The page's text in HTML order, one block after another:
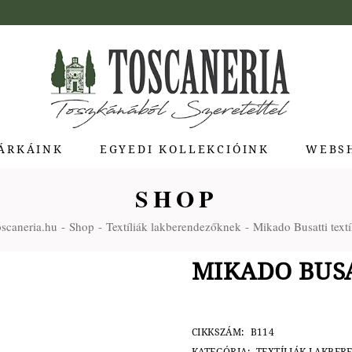
Pienza
EGYEDI KOLLEKCIÓINK
SHOP
Shop Textíliák lakberendezőknek Mikado Busatti
MIKADO
CIKKSZÁM:
B114